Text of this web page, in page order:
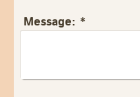
Message: *